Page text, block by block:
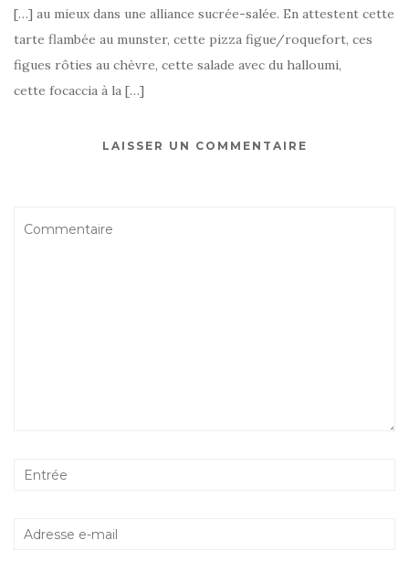
[…] au mieux dans une alliance sucrée-salée. En attestent cette
tarte flambée au munster, cette pizza figue/roquefort, ces
figues rôties au chèvre, cette salade avec du halloumi,
cette focaccia à la […]
LAISSER UN COMMENTAIRE